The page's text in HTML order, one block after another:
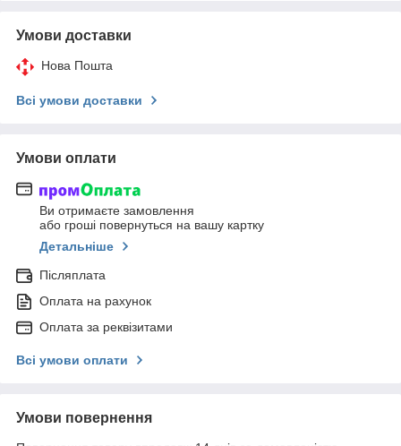
Умови доставки
Нова Пошта
Всі умови доставки
Умови оплати
Ви отримаєте замовлення
або гроші повернуться на вашу картку
Детальніше
Післяплата
Оплата на рахунок
Оплата за реквізитами
Всі умови оплати
Умови повернення